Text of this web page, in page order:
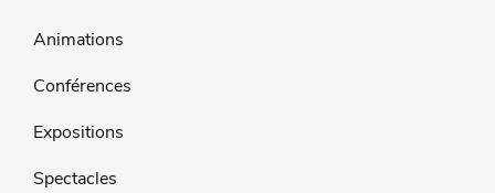
Animations
Conférences
Expositions
Spectacles